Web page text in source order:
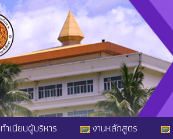
ทำเนียบผู้บริหาร งานหลักสูตร